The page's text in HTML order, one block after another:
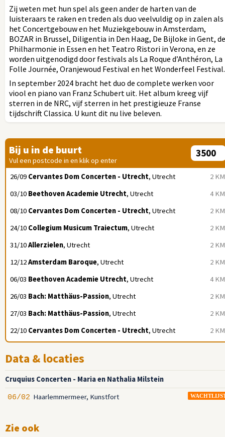
Zij weten met hun spel als geen ander de harten van de
luisteraars te raken en treden als duo veelvuldig op in zalen als
het Concertgebouw en het Muziekgebouw in Amsterdam,
BOZAR in Brussel, Diligentia in Den Haag, De Bijloke in Gent, de
Philharmonie in Essen en het Teatro Ristori in Verona, en ze
worden uitgenodigd door festivals als La Roque d’Anthéron, La
Folle Journée, Oranjewoud Festival en het Wonderfeel Festival.
In september 2024 bracht het duo de complete werken voor
viool en piano van Franz Schubert uit. Het album kreeg vijf
sterren in de NRC, vijf sterren in het prestigieuze Franse
tijdschrift Classica. U kunt dit nu live beleven.
Bij u in de buurt
Vul een postcode in en klik op enter
2 KM
26/09 Cervantes Dom Concerten - Utrecht, Utrecht
4 KM
03/10 Beethoven Academie Utrecht, Utrecht
2 KM
08/10 Cervantes Dom Concerten - Utrecht, Utrecht
2 KM
24/10 Collegium Musicum Traiectum, Utrecht
2 KM
31/10Allerzielen, Utrecht
2 KM
12/12Amsterdam Baroque, Utrecht
4 KM
06/03 Beethoven Academie Utrecht, Utrecht
2 KM
26/03 Bach: Matthäus-Passion, Utrecht
2 KM
27/03 Bach: Matthäus-Passion, Utrecht
2 KM
22/10 Cervantes Dom Concerten - Utrecht, Utrecht
Data & locaties
Cruquius Concerten - Maria en Nathalia Milstein
06/02 Haarlemmermeer, Kunstfort
Zie ook